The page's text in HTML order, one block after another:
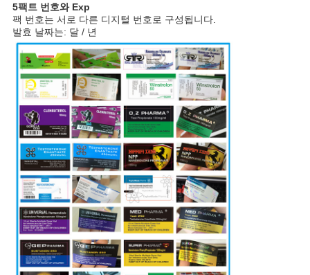
5팩트 번호와 Exp
팩 번호는 서로 다른 디지털 번호로 구성됩니다.
발효 날짜는: 달 / 년